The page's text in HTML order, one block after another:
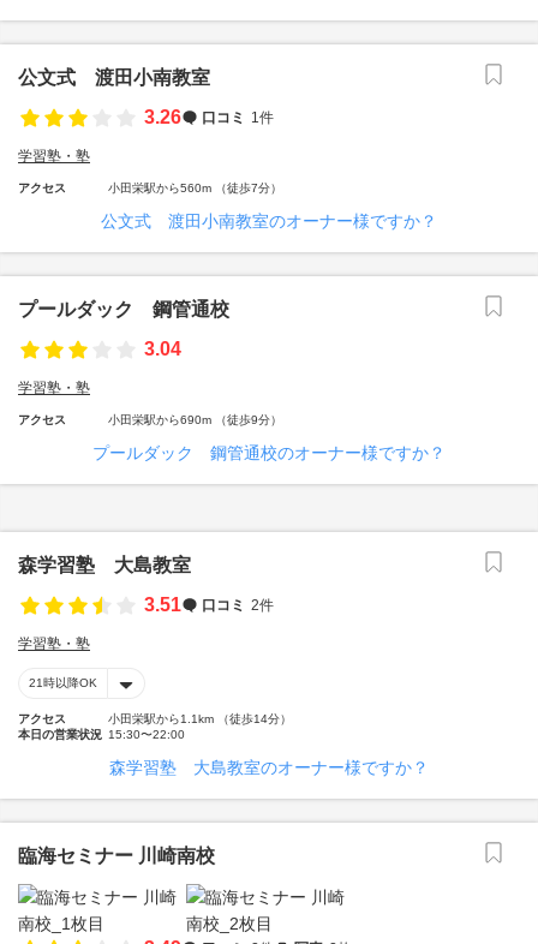
公文式 渡田小南教室
3.26
口コミ 1件
学習塾・塾
アクセス 小田栄駅から560m （徒歩7分）
公文式 渡田小南教室のオーナー様ですか？
プールダック 鋼管通校
3.04
学習塾・塾
アクセス 小田栄駅から690m （徒歩9分）
プールダック 鋼管通校のオーナー様ですか？
森学習塾 大島教室
3.51
口コミ 2件
学習塾・塾
21時以降OK
アクセス
小田栄駅から1.1km （徒歩14分）
本日の営業状況 15:30〜22:00
森学習塾 大島教室のオーナー様ですか？
臨海セミナー 川崎南校